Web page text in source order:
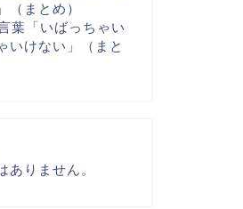
（まとめ）
葉「いばっちゃい
いけない」（まと
ありません。